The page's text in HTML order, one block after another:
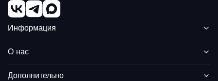
Информация
О нас
Дополнительно